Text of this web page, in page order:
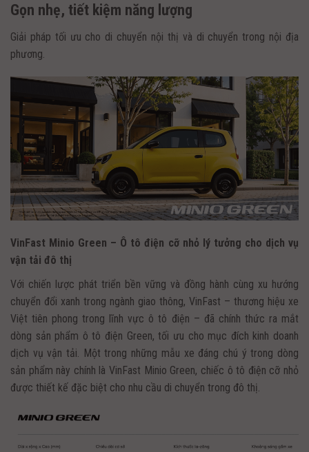
Gọn nhẹ, tiết kiệm năng lượng
Giải pháp tối ưu cho di chuyển nội thị và di chuyển trong nội địa
phương.
VinFast Minio Green – Ô tô điện cỡ nhỏ lý tưởng cho dịch vụ
vận tải đô thị
Với chiến lược phát triển bền vững và đồng hành cùng xu hướng
chuyển đổi xanh trong ngành giao thông, VinFast – thương hiệu xe
Việt tiên phong trong lĩnh vực ô tô điện – đã chính thức ra mắt
dòng sản phẩm ô tô điện Green, tối ưu cho mục đích kinh doanh
dịch vụ vận tải. Một trong những mẫu xe đáng chú ý trong dòng
sản phẩm này chính là VinFast Minio Green, chiếc ô tô điện cỡ nhỏ
được thiết kế đặc biệt cho nhu cầu di chuyển trong đô thị.